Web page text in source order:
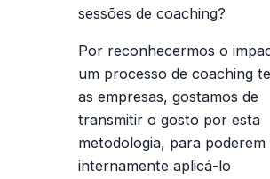
sessões de coaching?
Por reconhecermos o
um processo de coaching
as empresas, gostamos de
transmitir o gosto por esta
metodologia, para poderem
internamente aplicá-lo